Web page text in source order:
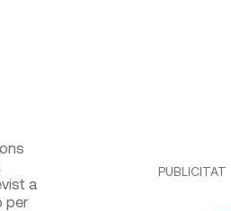
a
per
PUBLICITAT